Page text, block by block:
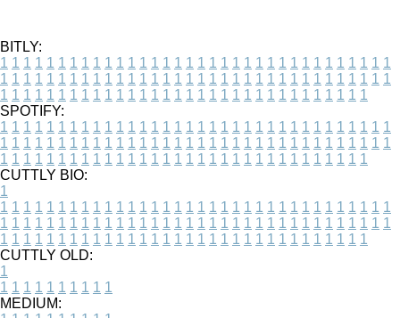
BITLY:
1 1 1 1 1 1 1 1 1 1 1 1 1 1 1 1 1 1 1 1 1 1 1 1 1 1 1 1 1 1 1 1 1 1
1 1 1 1 1 1 1 1 1 1 1 1 1 1 1 1 1 1 1 1 1 1 1 1 1 1 1 1 1 1 1 1 1 1
1 1 1 1 1 1 1 1 1 1 1 1 1 1 1 1 1 1 1 1 1 1 1 1 1 1 1 1 1 1 1 1
SPOTIFY:
1 1 1 1 1 1 1 1 1 1 1 1 1 1 1 1 1 1 1 1 1 1 1 1 1 1 1 1 1 1 1 1 1 1
1 1 1 1 1 1 1 1 1 1 1 1 1 1 1 1 1 1 1 1 1 1 1 1 1 1 1 1 1 1 1 1 1 1
1 1 1 1 1 1 1 1 1 1 1 1 1 1 1 1 1 1 1 1 1 1 1 1 1 1 1 1 1 1 1 1
CUTTLY BIO:
1
1 1 1 1 1 1 1 1 1 1 1 1 1 1 1 1 1 1 1 1 1 1 1 1 1 1 1 1 1 1 1 1 1 1
1 1 1 1 1 1 1 1 1 1 1 1 1 1 1 1 1 1 1 1 1 1 1 1 1 1 1 1 1 1 1 1 1 1
1 1 1 1 1 1 1 1 1 1 1 1 1 1 1 1 1 1 1 1 1 1 1 1 1 1 1 1 1 1 1 1
CUTTLY OLD:
1
1 1 1 1 1 1 1 1 1 1
MEDIUM: